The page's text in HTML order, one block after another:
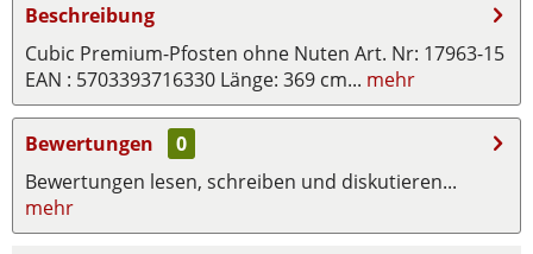
Beschreibung
Cubic Premium-Pfosten ohne Nuten Art. Nr: 17963-15
EAN : 5703393716330 Länge: 369 cm... mehr
Bewertungen
0
Bewertungen lesen, schreiben und diskutieren...
mehr